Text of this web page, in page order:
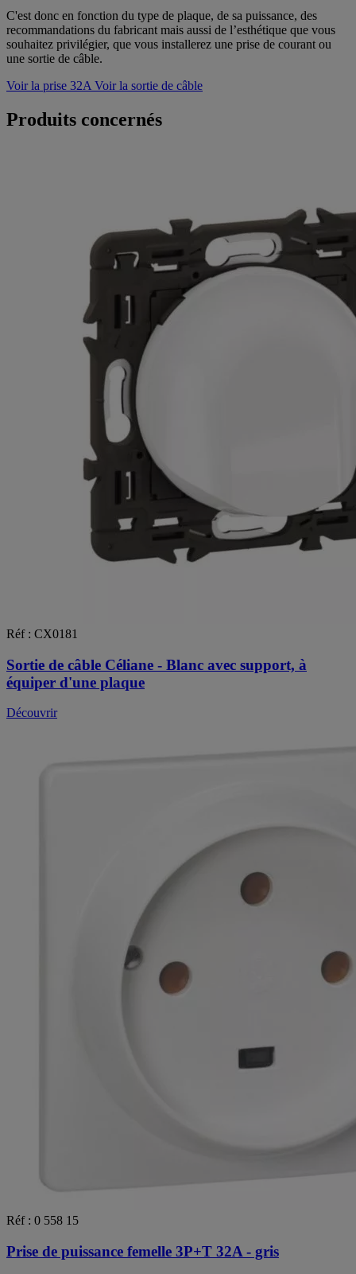
C'est donc en fonction du type de plaque, de sa puissance, des
recommandations du fabricant mais aussi de l’esthétique que vous
souhaitez privilégier, que vous installerez une prise de courant ou
une sortie de câble.
Voir la prise 32A Voir la sortie de câble
Produits concernés
Réf : CX0181
Sortie de câble Céliane - Blanc avec support, à
équiper d'une plaque
Découvrir
Réf : 0 558 15
Prise de puissance femelle 3P+T 32A - gris